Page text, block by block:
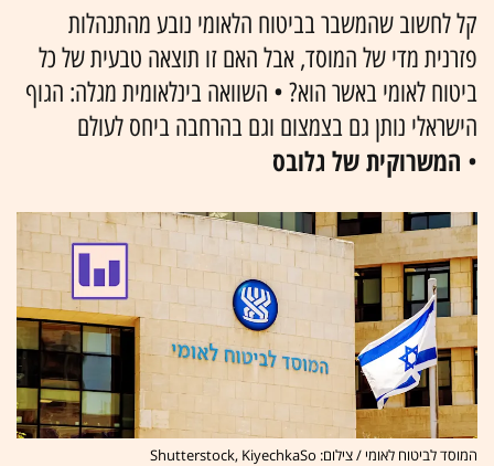
קל לחשוב שהמשבר בביטוח הלאומי נובע מהתנהלות
פזרנית מדי של המוסד, אבל האם זו תוצאה טבעית של כל
ביטוח לאומי באשר הוא? • השוואה בינלאומית מגלה: הגוף
הישראלי נותן גם בצמצום וגם בהרחבה ביחס לעולם
• המשרוקית של גלובס
המוסד לביטוח לאומי / צילום: Shutterstock, KiyechkaSo